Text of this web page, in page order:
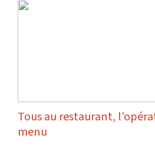
Tous au restaurant,
menu